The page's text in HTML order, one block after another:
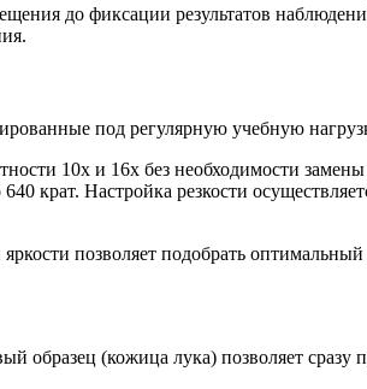
до фиксации результатов
под регулярную учебную
10х и 16х без необходимости
крат. Настройка резкости
позволяет подобрать
образец (кожица лука) позволяет сразу